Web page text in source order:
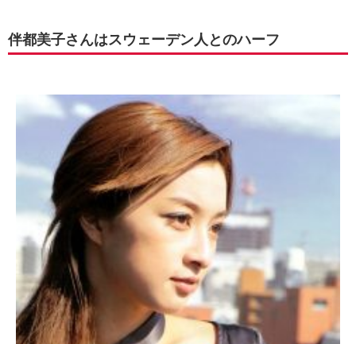
伴都美子さんはスウェーデン人とのハーフ